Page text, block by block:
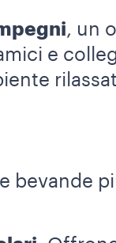
, un
e
bevande